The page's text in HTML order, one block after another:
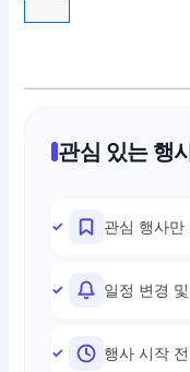
관심 있는 행
관심 행사만
일정 변경
행사 시작